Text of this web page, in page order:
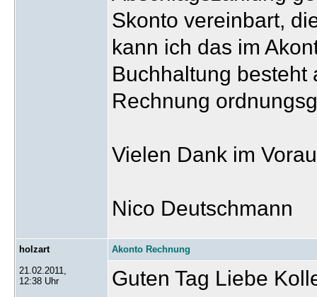
Skonto vereinbart,
kann ich das im
Buchhaltung besteht
Rechnung
Vielen Dank im
Nico Deutschmann
holzart
21.02.2011,
12:38 Uhr
Akonto Rechnung
Guten Tag Liebe